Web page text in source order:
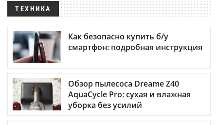
ТЕХНИКА
Как безопасно купить б/у
смартфон: подробная инструкция
Обзор пылесоса Dreame Z40
AquaCycle Pro: сухая и влажная
уборка без усилий